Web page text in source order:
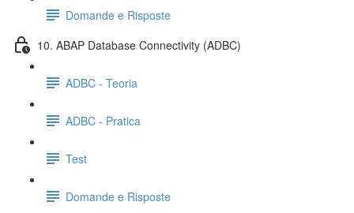
Domande e Risposte
10. ABAP Database Connectivity (ADBC)
ADBC - Teoria
ADBC - Pratica
Test
Domande e Risposte